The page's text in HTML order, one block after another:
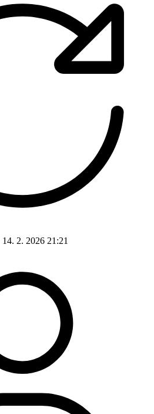
14. 2. 2026 21:21